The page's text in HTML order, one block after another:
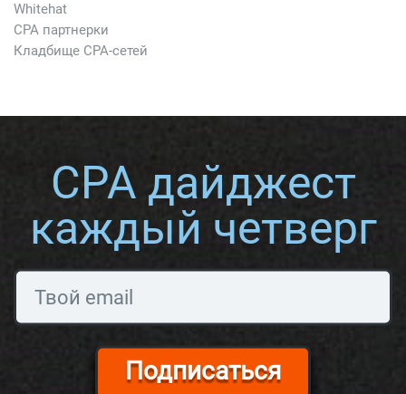
Whitehat
CPA партнерки
Кладбище CPA-сетей
CPA дайджест
каждый четверг
Подписаться